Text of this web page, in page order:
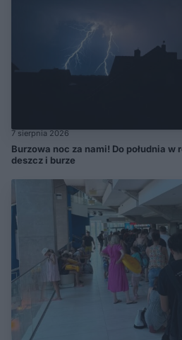
7 sierpnia 2026
Burzowa noc za nami! Do południa
deszcz i burze